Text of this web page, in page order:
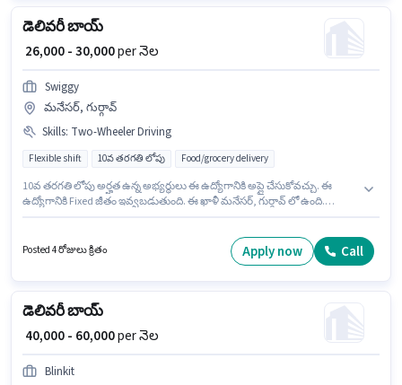
డెలివరీ బాయ్
₹ 26,000 - 30,000per నెల
Swiggy
మనేసర్, గుర్గావ్
Skills: Two-Wheeler Driving
Flexible shift 10వ తరగతి లోపు Food/grocery delivery
10వ తరగతి లోపు అర్హత ఉన్న అభ్యర్థులు ఈ ఉద్యోగానికి అప్లై చేసుకోవచ్చు. ఈ
ఉద్యోగానికి Fixed జీతం ఇవ్వబడుతుంది. ఈ ఖాళీ మనేసర్, గుర్గావ్ లో ఉంది.
ఉంటుంది. మీరు నెలకు ₹30000 వరకు సంపాదించవచ్చు. ఈ ఉద్యోగానికి అభ్యర్థి వద్ద
Posted 4 రోజులు క్రితం Apply now Call
డెలివరీ బాయ్
₹ 40,000 - 60,000per నెల
Blinkit